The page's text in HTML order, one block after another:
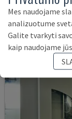
Mes naudojame
analizuotume
Galite tvarkyti
kaip naudojame